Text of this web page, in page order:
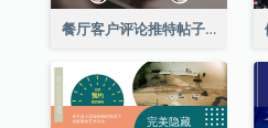
餐厅客户评论推特帖子